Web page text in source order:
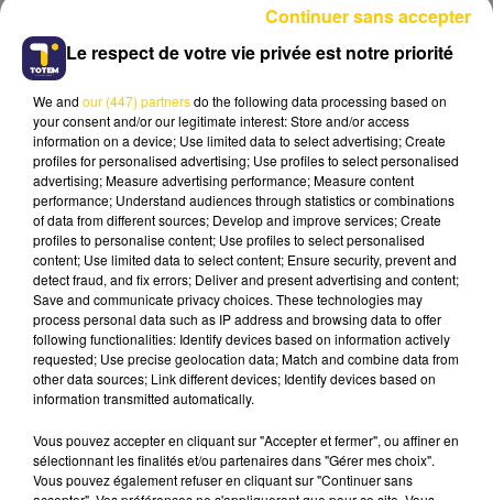
24 décembre 2025 - 4 min 50 sec
L'INFO DU PUY-DE-DÔME DU 24/12/25
À 07H29
Ecoutez sur Totem l'information dans le Cantal,
le pays de Brioude et Issoire avec les reportages
de nos journalistes sur le terrain.
Le respect de votre vie privée est notre priorité
We and our (447) partnersdo the following data processing based on
your consent and/or our legitimate interest: Store and/or access
information on a device; Use limited data to select advertising; Create
profiles for personalised advertising; Use profiles to select personalised
advertising; Measure advertising performance; Measure content
performance; Understand audiences through statistics or combinations
of data from different sources; Develop and improve services; Create
profiles to personalise content; Use profiles to select personalised
content; Use limited data to select content; Ensure security, prevent and
detect fraud, and fix errors; Deliver and present advertising and content;
Save and communicate privacy choices. These technologies may
process personal data such as IP address and browsing data to offer
following functionalities: Identify devices based on information actively
requested; Use precise geolocation data; Match and combine data from
other data sources; Link different devices; Identify devices based on
information transmitted automatically.
Vous pouvez accepter en cliquant sur "Accepter et fermer", ou affiner en
sélectionnant les finalités et/ou partenaires dans "Gérer mes choix".
Vous pouvez également refuser en cliquant sur "Continuer sans
Continuer sans accepter